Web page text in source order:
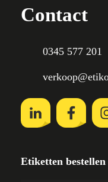
Contact
0345 577 201
Etiketten bestellen